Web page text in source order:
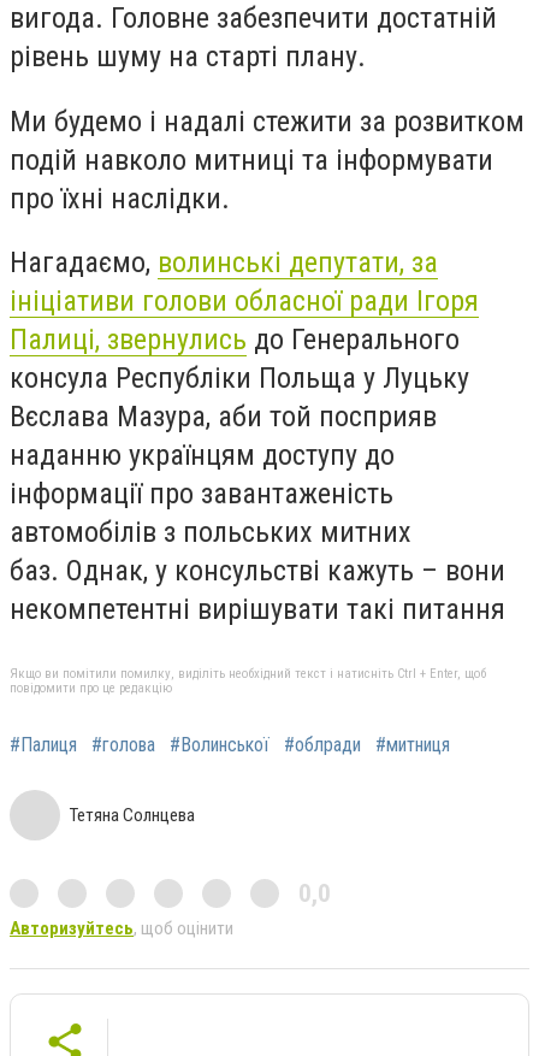
вигода. Головне забезпечити достатній
рівень шуму на старті плану.
Ми будемо і надалі стежити за розвитком
подій навколо митниці та інформувати
про їхні наслідки.
Нагадаємо, волинські депутати, за
ініціативи голови обласної ради Ігоря
Палиці, звернулись до Генерального
консула Республіки Польща у Луцьку
Вєслава Мазура, аби той посприяв
наданню українцям доступу до
інформації про завантаженість
автомобілів з польських митних
баз. Однак, у консульстві кажуть – вони
некомпетентні вирішувати такі питання
Якщо ви помітили помилку, виділіть необхідний текст і натисніть Ctrl + Enter, щоб
повідомити про це редакцію
#Палиця #голова #Волинської #облради #митниця
Тетяна Солнцева
0,0
Авторизуйтесь, щоб оцінити